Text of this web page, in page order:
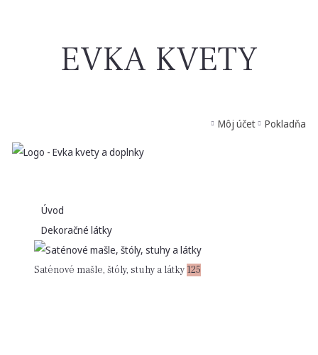
EVKA KVETY
Môj účet Pokladňa
Úvod
Dekoračné látky
Saténové mašle, štóly, stuhy a látky 125